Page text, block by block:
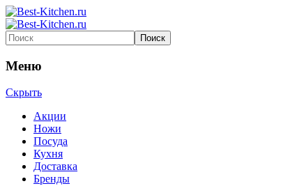
Меню
Скрыть
Акции
Ножи
Посуда
Кухня
Доставка
Бренды